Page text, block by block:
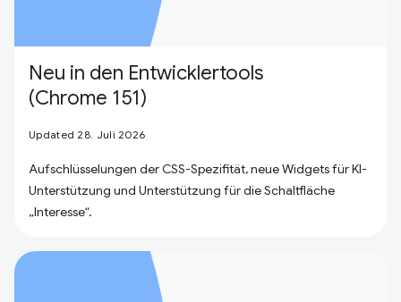
Neu in den Entwicklertools
(Chrome 151)
Updated 28. Juli 2026
Aufschlüsselungen der CSS-Spezifität, neue Widgets für KI-
Unterstützung und Unterstützung für die Schaltfläche
„Interesse“.